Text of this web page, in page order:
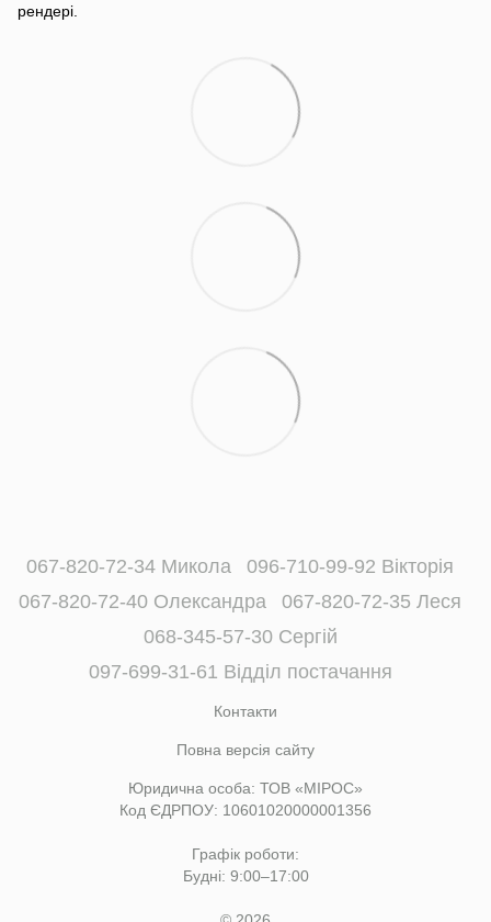
рендері.
067-820-72-34 Микола
096-710-99-92 Вікторія
067-820-72-40 Олександра
067-820-72-35 Леся
068-345-57-30 Сергій
097-699-31-61 Відділ постачання
Контакти
Повна версія сайту
Юридична особа: ТОВ «МІРОС»
Код ЄДРПОУ: 10601020000001356
Графік роботи:
Будні: 9:00–17:00